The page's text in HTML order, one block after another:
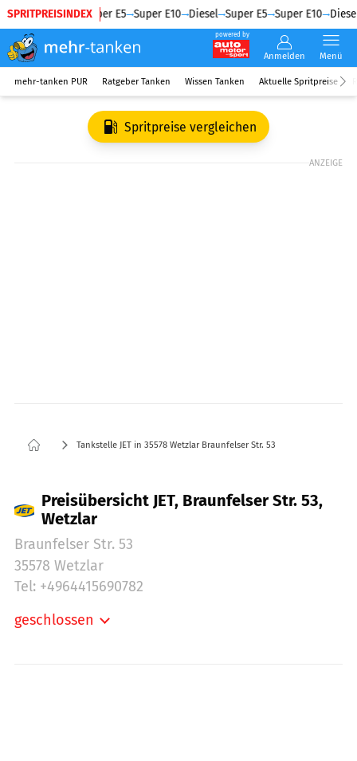
SPRITPREISINDEX
Diesel Super E5 Super E10 Diesel Super E5 Super E10 Diesel
powered by
Anmelden Menü
mehr-tanken PUR Ratgeber Tanken Wissen Tanken Aktuelle Spritpreise
Spritpreise vergleichen
ANZEIGE
Tankstelle JET in 35578 Wetzlar Braunfelser Str. 53
Preisübersicht JET, Braunfelser Str. 53,
Wetzlar
Braunfelser Str. 53
35578 Wetzlar
Tel: +4964415690782
geschlossen